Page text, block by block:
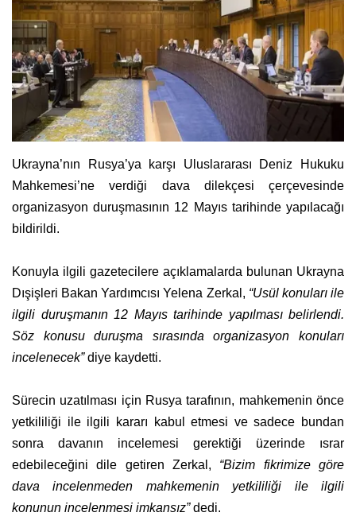
Ukrayna’nın Rusya’ya karşı Uluslararası Deniz Hukuku
Mahkemesi’ne verdiği dava dilekçesi çerçevesinde
organizasyon duruşmasının 12 Mayıs tarihinde yapılacağı
bildirildi.
Konuyla ilgili gazetecilere açıklamalarda bulunan Ukrayna
Dışişleri Bakan Yardımcısı Yelena Zerkal, “Usül konuları ile
ilgili duruşmanın 12 Mayıs tarihinde yapılması belirlendi.
Söz konusu duruşma sırasında organizasyon konuları
incelenecek”diye kaydetti.
Sürecin uzatılması için Rusya tarafının, mahkemenin önce
yetkililiği ile ilgili kararı kabul etmesi ve sadece bundan
sonra davanın incelemesi gerektiği üzerinde ısrar
edebileceğini dile getiren Zerkal, “Bizim fikrimize göre
dava incelenmeden mahkemenin yetkililiği ile ilgili
konunun incelenmesi imkansız”dedi.